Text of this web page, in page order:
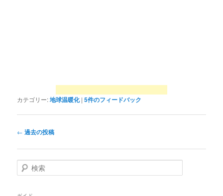
カテゴリー:地球温暖化 |5件のフィードバック
投
ナ
ビ
ゲ
シ
← 過去の投稿
検
索